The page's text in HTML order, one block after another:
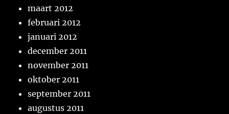
maart 2012
februari 2012
januari 2012
december 2011
november 2011
oktober 2011
september 2011
augustus 2011